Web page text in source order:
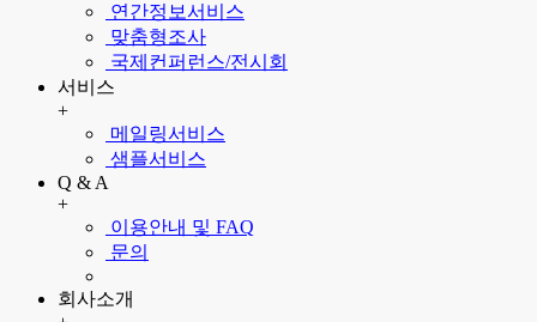
연간정보서비스
맞춤형조사
국제컨퍼런스/전시회
서비스
+
메일링서비스
샘플서비스
Q & A
+
이용안내 및 FAQ
문의
회사소개